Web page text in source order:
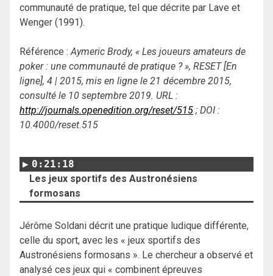
communauté de pratique, tel que décrite par Lave et
Wenger (1991).
Référence : Aymeric Brody, « Les joueurs amateurs de
poker : une communauté de pratique ? », RESET [En
ligne], 4 | 2015, mis en ligne le 21 décembre 2015,
consulté le 10 septembre 2019. URL :
http://journals.openedition.org/reset/515 ; DOI :
10.4000/reset.515
0:21:18
Les jeux sportifs des Austronésiens
formosans
Jérôme Soldani décrit une pratique ludique différente,
celle du sport, avec les « jeux sportifs des
Austronésiens formosans ». Le chercheur a observé et
analysé ces jeux qui « combinent épreuves